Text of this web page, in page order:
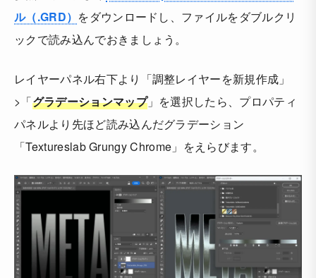
ル（.GRD） をダウンロードし、ファイルをダブルクリ
ックで読み込んでおきましょう。
レイヤーパネル右下より「調整レイヤーを新規作成」
>「グラデーションマップ」を選択したら、プロパティ
パネルより先ほど読み込んだグラデーション
「Textureslab Grungy Chrome」をえらびます。